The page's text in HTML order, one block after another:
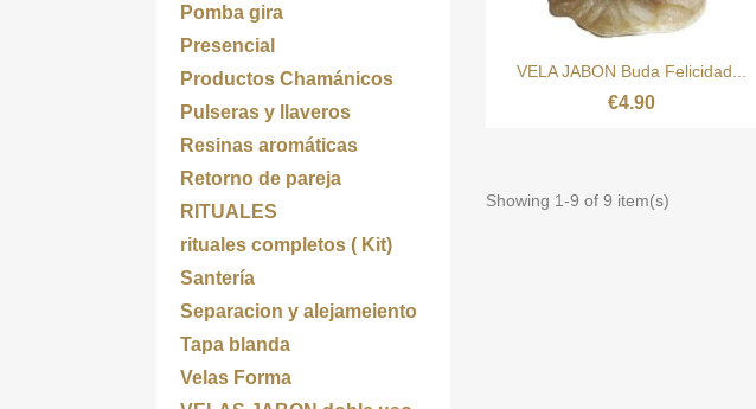
Pomba gira
Presencial
Productos Chamánicos
Pulseras y llaveros
Resinas aromáticas
Retorno de pareja
RITUALES
rituales completos ( Kit)
Santería
Separacion y alejameiento
Tapa blanda
Velas Forma
Quick view
VELA JABON Buda Felicidad...
€4.90
Showing 1-9 of 9 item(s)